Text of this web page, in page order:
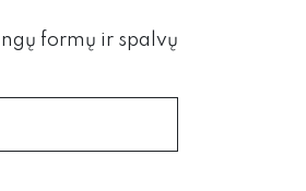
formų ir spalvų